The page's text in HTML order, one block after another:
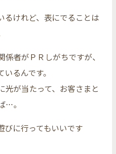
るけれど、表にでることは
者がＰＲしがちですが、
るんです。
光が当たって、お客さまと
…。
びに行ってもいいです